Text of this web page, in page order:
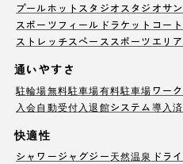
プールホットスタジオ スタジオサ
スポーツフィールド ラケットコート
ストレッチスペース スポーツエリア
通いやすさ
駐輪場無料駐車場有料駐車場ワー
入会自動受付 入退館システム導入済
快適性
シャワージャグジー天然温泉 ドラ